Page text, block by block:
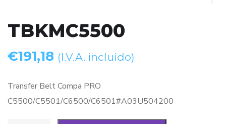
TBKMC5500
€191,18 (I.V.A. incluido)
Transfer Belt Compa PRO
C5500/C5501/C6500/C6501#A03U504200